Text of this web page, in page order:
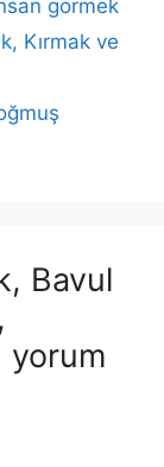
görmek
Kırmak ve
Bavul
yorum